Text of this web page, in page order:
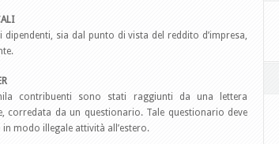
sia dal punto di vista del reddito d’impresa,
contribuenti sono stati raggiunti da una lettera
corredata da un questionario. Tale questionario deve
modo illegale attività all’estero.